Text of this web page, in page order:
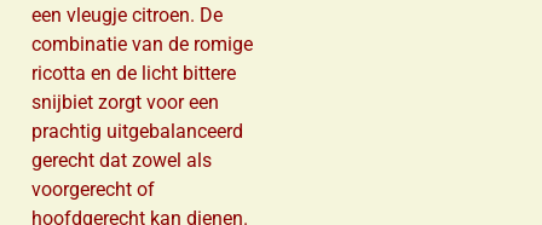
een vleugje citroen. De
combinatie van de romige
ricotta en de licht bittere
snijbiet zorgt voor een
prachtig uitgebalanceerd
gerecht dat zowel als
voorgerecht of
hoofdgerecht kan dienen.